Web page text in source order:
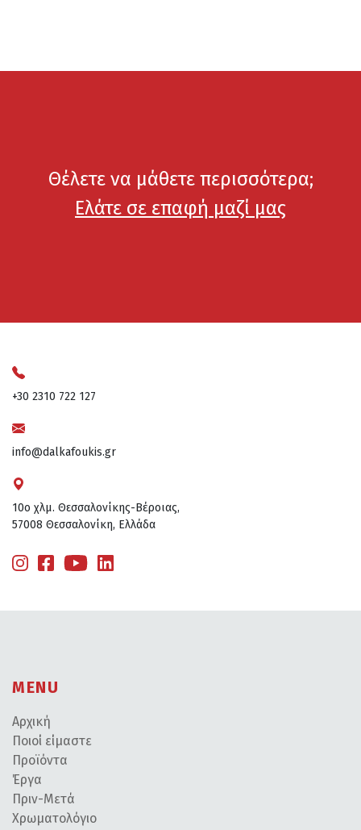
Θέλετε να μάθετε περισσότερα;
Ελάτε σε επαφή μαζί μας
+30 2310 722 127
info@dalkafoukis.gr
10ο χλμ. Θεσσαλονίκης-Βέροιας,
57008 Θεσσαλονίκη, Ελλάδα
MENU
Αρχική
Ποιοί είμαστε
Προϊόντα
Έργα
Πριν-Μετά
Χρωματολόγιο